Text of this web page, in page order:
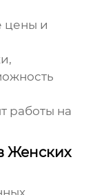
цены и
работы на
Женских